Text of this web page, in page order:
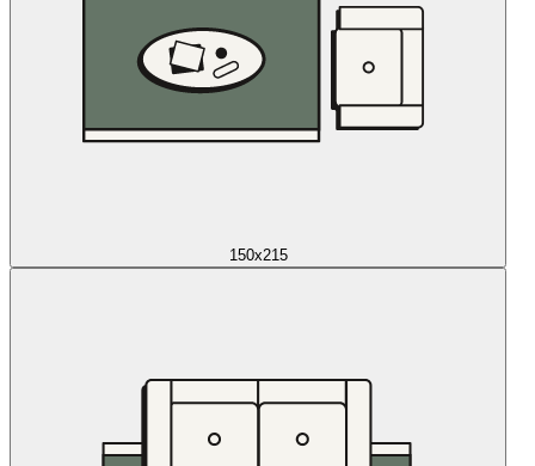
150x215